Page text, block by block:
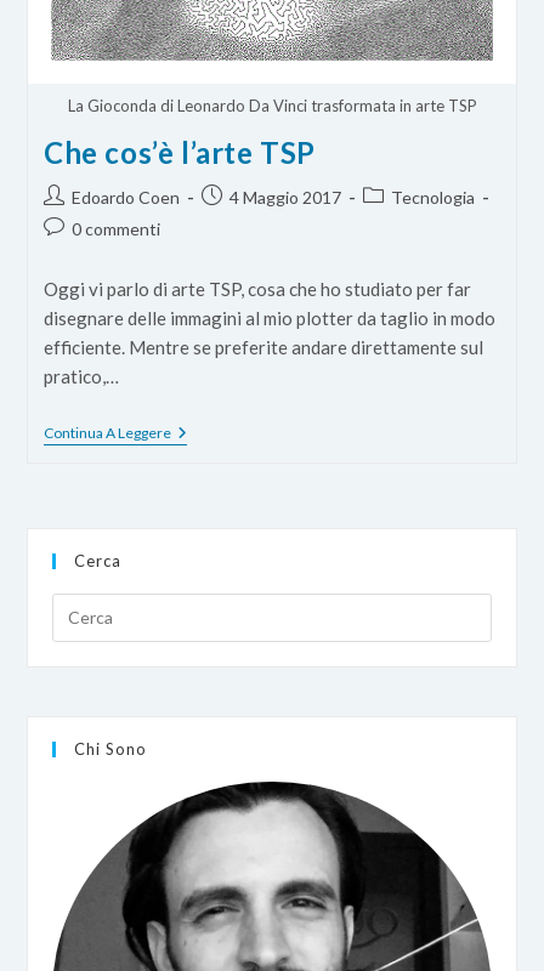
La Gioconda di Leonardo Da Vinci trasformata in arte TSP
Che cos’è l’arte TSP
Autore
dell'articolo:
Edoardo Coen
Articolo4 Maggio 2017
Categoria
Tecnologia
Commenti
0 commenti
Oggi vi parlo di arte TSP, cosa che ho studiato per far
disegnare delle immagini al mio plotter da taglio in modo
efficiente. Mentre se preferite andare direttamente sul
pratico,…
Continua A LeggereChe
Cos’è
Cerca
Chi Sono